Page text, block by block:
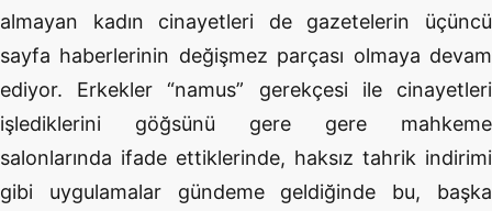
almayan kadın cinayetleri de gazetelerin üçüncü
sayfa haberlerinin değişmez parçası olmaya devam
ediyor. Erkekler “namus” gerekçesi ile cinayetleri
işlediklerini göğsünü gere gere mahkeme
salonlarında ifade ettiklerinde, haksız tahrik indirimi
gibi uygulamalar gündeme geldiğinde bu, başka